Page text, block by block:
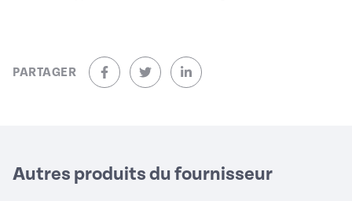
PARTAGER
sur Facebook (nouvelle fenêtre)
sur Twitter (nouvelle fenêtre)
sur Linkedin (nouvelle fenêtre)
Autres produits du fournisseur